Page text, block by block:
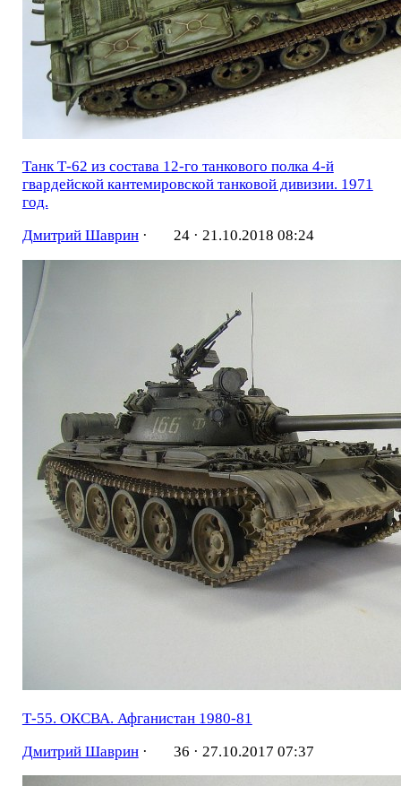
Танк Т-62 из состава 12-го танкового полка 4-й
гвардейской кантемировской танковой дивизии. 1971
год.
Дмитрий Шаврин· 24 · 21.10.2018 08:24
Т-55. ОКСВА. Афганистан 1980-81
Дмитрий Шаврин· 36 · 27.10.2017 07:37